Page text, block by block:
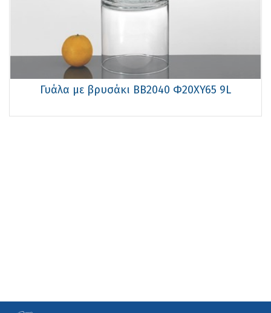
Γυάλα με βρυσάκι ΒΒ2040 Φ20XY65 9L